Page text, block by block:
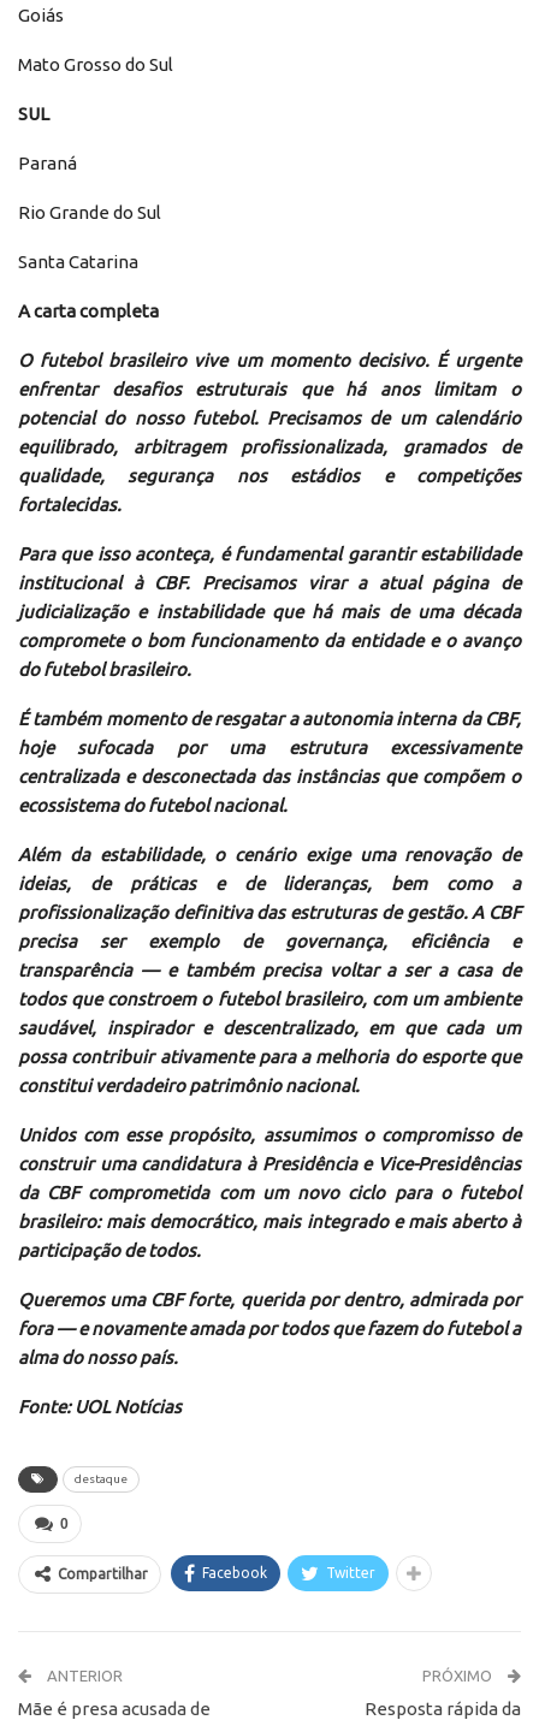
Goiás
Mato Grosso do Sul
SUL
Paraná
Rio Grande do Sul
Santa Catarina
A carta completa
O futebol brasileiro vive um momento decisivo. É urgente
enfrentar desafios estruturais que há anos limitam o
potencial do nosso futebol. Precisamos de um calendário
equilibrado, arbitragem profissionalizada, gramados de
qualidade, segurança nos estádios e competições
fortalecidas.
Para que isso aconteça, é fundamental garantir estabilidade
institucional à CBF. Precisamos virar a atual página de
judicialização e instabilidade que há mais de uma década
compromete o bom funcionamento da entidade e o avanço
do futebol brasileiro.
É também momento de resgatar a autonomia interna da CBF,
hoje sufocada por uma estrutura excessivamente
centralizada e desconectada das instâncias que compõem o
ecossistema do futebol nacional.
Além da estabilidade, o cenário exige uma renovação de
ideias, de práticas e de lideranças, bem como a
profissionalização definitiva das estruturas de gestão. A CBF
precisa ser exemplo de governança, eficiência e
transparência — e também precisa voltar a ser a casa de
todos que constroem o futebol brasileiro, com um ambiente
saudável, inspirador e descentralizado, em que cada um
possa contribuir ativamente para a melhoria do esporte que
constitui verdadeiro patrimônio nacional.
Unidos com esse propósito, assumimos o compromisso de
construir uma candidatura à Presidência e Vice-Presidências
da CBF comprometida com um novo ciclo para o futebol
brasileiro: mais democrático, mais integrado e mais aberto à
participação de todos.
Queremos uma CBF forte, querida por dentro, admirada por
fora — e novamente amada por todos que fazem do futebol a
alma do nosso país.
Fonte: UOL Notícias
destaque
0
Compartilhar Facebook Twitter
ANTERIOR
Mãe é presa acusada de
PRÓXIMO
Resposta rápida da